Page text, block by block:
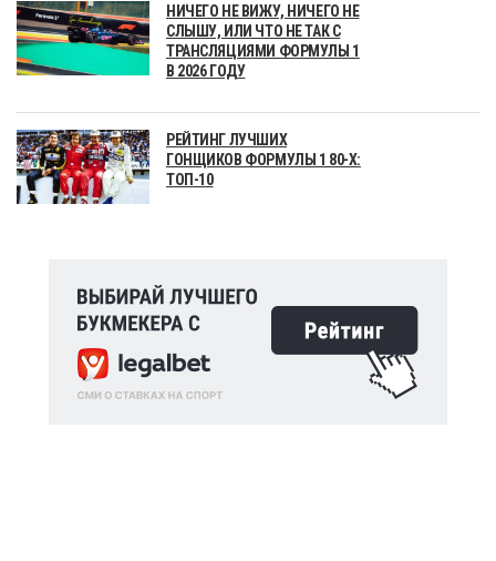
НИЧЕГО НЕ ВИЖУ, НИЧЕГО НЕ
СЛЫШУ, ИЛИ ЧТО НЕ ТАК С
ТРАНСЛЯЦИЯМИ ФОРМУЛЫ 1
В 2026 ГОДУ
РЕЙТИНГ ЛУЧШИХ
ГОНЩИКОВ ФОРМУЛЫ 1 80-Х:
ТОП-10